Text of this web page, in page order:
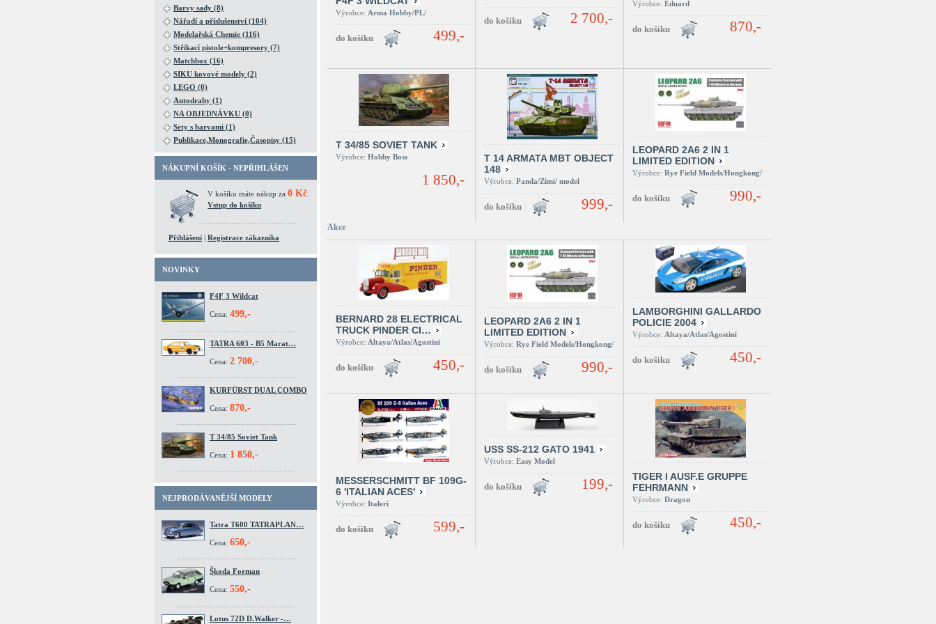
Barvy sady (8)
Nářadí a příslušenství (104)
Modelařská Chemie (116)
Stříkací pistole+kompresory (7)
Matchbox (16)
SIKU kovové modely (2)
LEGO (0)
Autodrahy (1)
NA OBJEDNÁVKU (0)
Sety s barvami (1)
Publikace,Monografie,Časopisy (15)
NÁKUPNÍ KOŠÍK - NEPŘIHLÁŠEN
V košíku máte nákup za 0 Kč
Vstup do košíku
Přihlášení | Registrace zákazníka
NOVINKY
F4F 3 Wildcat
Cena: 499,-
TATRA 603 - B5 Marat…
Cena: 2 700,-
KURFÜRST DUAL COMBO
Cena: 870,-
T 34/85 Soviet Tank
Cena: 1 850,-
NEJPRODÁVANĚJŠÍ MODELY
Tatra T600 TATRAPLAN…
Cena: 650,-
Škoda Forman
Cena: 550,-
Lotus 72D D.Walker -…
Výrobce: Arma Hobby/PL/
499,-
2 700,-
Výrobce: Eduard
870,-
T 34/85 SOVIET TANK
Výrobce: Hobby Boss
1 850,-
T 14 ARMATA MBT OBJECT
148
Výrobce: Panda/Zimi/ model
999,-
LEOPARD 2A6 2 IN 1
LIMITED EDITION
Výrobce: Rye Field Models/Hongkong/
990,-
Akce
BERNARD 28 ELECTRICAL
TRUCK PINDER CI…
Výrobce: Altaya/Atlas/Agostini
450,-
LEOPARD 2A6 2 IN 1
LIMITED EDITION
Výrobce: Rye Field Models/Hongkong/
990,-
LAMBORGHINI GALLARDO
POLICIE 2004
Výrobce: Altaya/Atlas/Agostini
450,-
MESSERSCHMITT BF 109G-
6 'ITALIAN ACES'
Výrobce: Italeri
599,-
USS SS-212 GATO 1941
Výrobce: Easy Model
199,-
TIGER I AUSF.E GRUPPE
FEHRMANN
Výrobce: Dragon
450,-